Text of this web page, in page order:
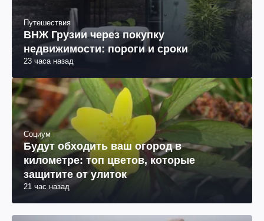
Путешествия
ВНЖ Грузии через покупку
недвижимости: пороги и сроки
23 часа назад
Социум
Будут обходить ваш огород в
километре: топ цветов, которые
защитите от улиток
21 час назад